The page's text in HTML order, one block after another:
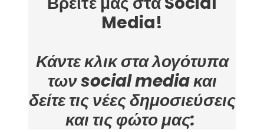
Media!
Κάντε κλικ στα λογότυπα
των social media και
δείτε τις νέες δημοσιεύσεις
και τις φώτο μας: